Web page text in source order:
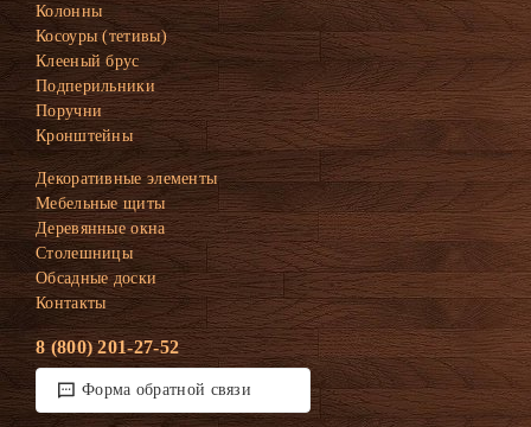
Колонны
Косоуры (тетивы)
Клееный брус
Подперильники
Поручни
Кронштейны
Декоративные элементы
Мебельные щиты
Деревянные окна
Столешницы
Обсадные доски
Контакты
8 (800) 201-27-52
Форма обратной связи